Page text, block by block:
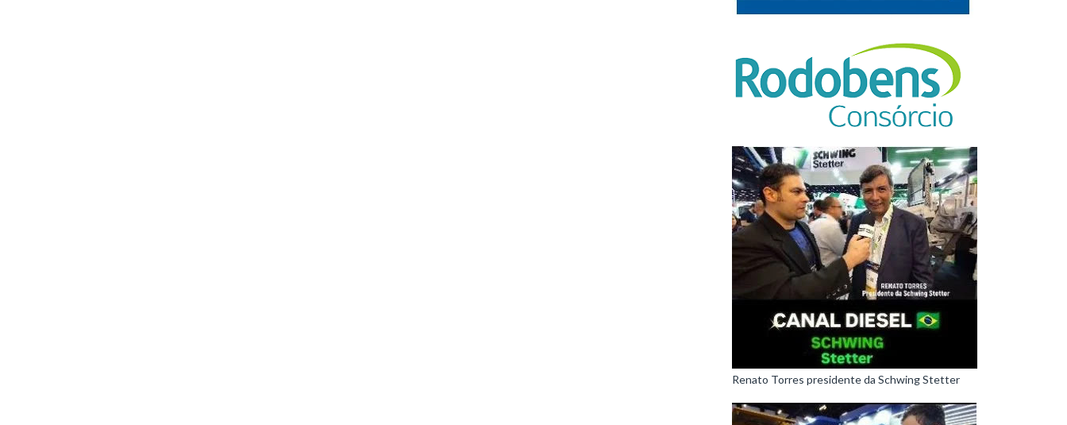
Renato Torres presidente da Schwing Stetter